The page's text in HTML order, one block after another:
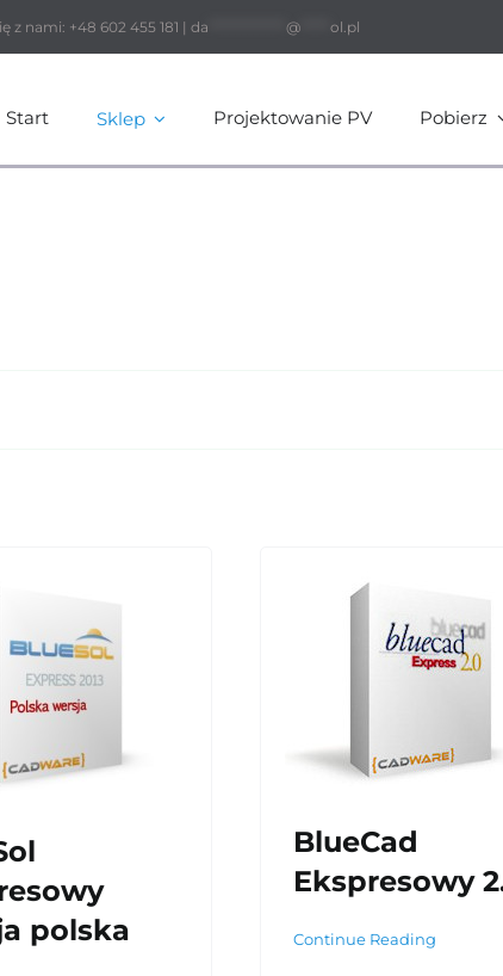
+48 602 455 181 | da @ ol.pl
Start Sklep Projektowanie PV Pobierz
polska
BlueCad
Ekspresowy
Continue Reading